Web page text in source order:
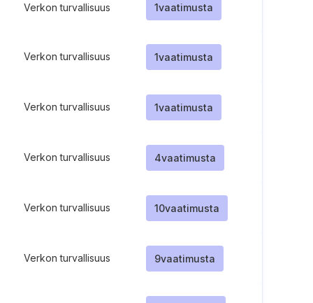
Verkon turvallisuus 1vaatimusta
Verkon turvallisuus 1vaatimusta
Verkon turvallisuus 1vaatimusta
Verkon turvallisuus 4vaatimusta
Verkon turvallisuus 10vaatimusta
Verkon turvallisuus 9vaatimusta